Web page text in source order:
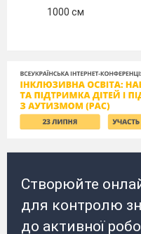
1000 см
Створюйте
для контролю
до активної